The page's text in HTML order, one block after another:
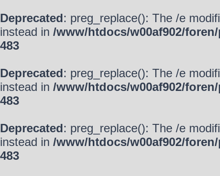
Deprecated: preg_replace(): The /e
instead in /www/htdocs/w00af902/
483
Deprecated: preg_replace(): The /e
instead in /www/htdocs/w00af902/
483
Deprecated: preg_replace(): The /e
instead in /www/htdocs/w00af902/
483